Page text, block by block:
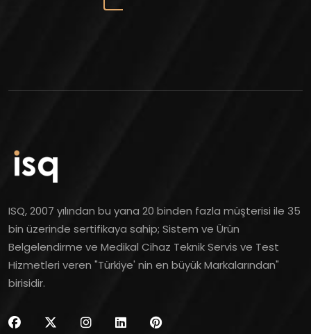
ISQ, 2007 yılından bu yana 20 binden fazla müşterisi ile 35
bin üzerinde sertifikaya sahip; Sistem ve Ürün
Belgelendirme ve Medikal Cihaz Teknik Servis ve Test
Hizmetleri veren "Türkiye' nin en büyük Markalarından"
birisidir.